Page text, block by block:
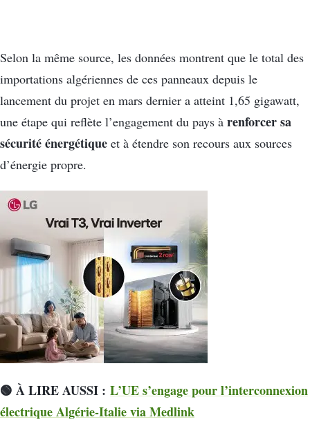
Selon la même source, les données montrent que le total des
importations algériennes de ces panneaux depuis le
lancement du projet en mars dernier a atteint 1,65 gigawatt,
une étape qui reflète l’engagement du pays à renforcer sa
sécurité énergétique et à étendre son recours aux sources
d’énergie propre.
🟢 À LIRE AUSSI : L’UE s’engage pour l’interconnexion
électrique Algérie-Italie via Medlink